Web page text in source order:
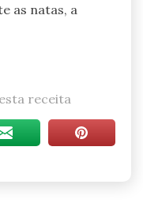
as natas, a
receita